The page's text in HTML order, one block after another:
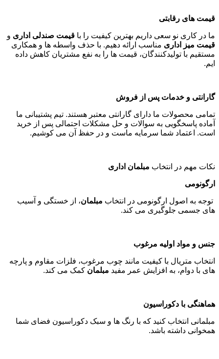
قیمت های رقابتی
ما در کاری نو سعی داریم بهترین کیفیت را با قیمت صندلی اداری و
قیمت میز اداری مناسب ارائه دهیم. با حذف واسطه ها و همکاری
مستقیم با تولیدکنندگان، قیمت ها را به نفع مشتریان کاهش داده
ایم.
گارانتی و خدمات پس از فروش
تمامی محصولات ما دارای گارانتی معتبر هستند. تیم پشتیبانی ما
آماده پاسخگویی به سوالات و حل مشکلات احتمالی پس از خرید
است. اعتماد شما سرمایه ماست و در حفظ آن می کوشیم.
نکات مهم در انتخاب مبلمان اداری
ارگونومی
توجه به اصول ارگونومی در انتخاب مبلمان، از خستگی و آسیب
های جسمی جلوگیری می کند.
جنس و مواد اولیه مرغوب
انتخاب متریال با کیفیت مانند چوب مرغوب، فلزات مقاوم و پارچه
های با دوام، به افزایش عمر مفید مبلمان کمک می کند.
هماهنگی با دکوراسیون
مبلمانی انتخاب کنید که با رنگ ها و سبک دکوراسیون فضای شما
همخوانی داشته باشد.